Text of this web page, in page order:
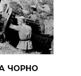
ЧОРНО